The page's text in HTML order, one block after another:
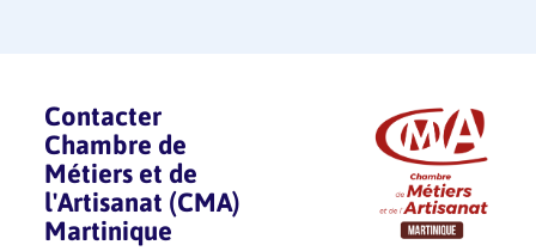
Contacter
Chambre de
Métiers et de
l'Artisanat (CMA)
Martinique